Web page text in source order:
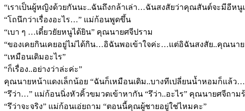
“เราเป็นผู้หญิงด้วยกันนะ..ฉันถึงกล้าเล่า…ฉันสงสัยว่าคุณสันต์จะมีอีหนู
“โถนึกว่าเรื่องอะไร…” แม่ก้อนพูดขึ้น
“เบา ๆ …เดี๋ยวยัยหนูได้ยิน” คุณนายศจีปราม
“ของเคยกินเคยอยู่ไม่ได้กิน…อิฉันพอเข้าใจค่ะ…แต่อิฉันสงสัย..คุณนาย
“เหมือนเดิมอะไร”
“ก็เรื่อง..อย่างว่าล่ะค่ะ”
คุณนายหน้าแดงเล็กน้อย “ฉันก็เหมือนเดิม..บางทีเปลี่ยนน้ำหอมก็แล้ว
“รึว่า…” แม่ก้อนนิ่งหัวคิ้วขมวดเข้าหากัน “รึว่า..อะไร” คุณนายศจีถ
“รึว่าจะจริง” แม่ก้อนเอ่ยถาม “ตอนนี้คุณผู้ชายอยู่ใช่ไหมคะ”